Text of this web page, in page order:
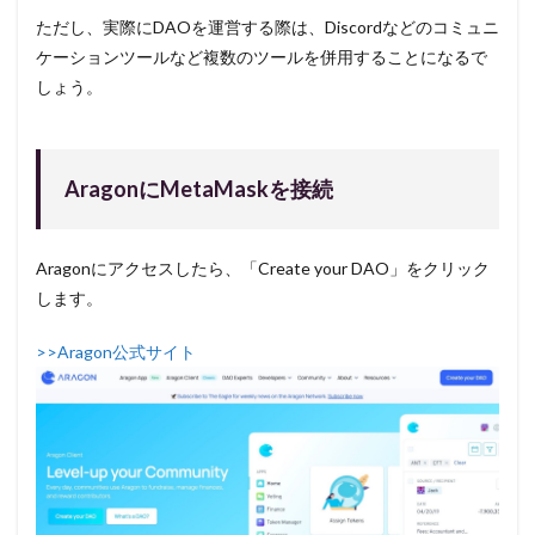
ただし、実際にDAOを運営する際は、Discordなどのコミュニ
ケーションツールなど複数のツールを併用することになるで
しょう。
AragonにMetaMaskを接続
Aragonにアクセスしたら、「Create your DAO」をクリック
します。
>>Aragon公式サイト